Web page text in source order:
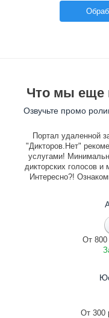
Что мы еще
Озвучьте промо
Портал удаленной
"Дикторов.Нет"
услугами!
дикторских голосов
Интересно?!
От 800
От 300